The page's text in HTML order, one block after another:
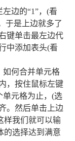
边的“1”，(看
于是上边就多了
键单击最左边代
中添加表头(看
如何合并单元格
，按住鼠标左键
单元格为止，(选
。然后单击上边
样我们就可以输
的选择达到满意